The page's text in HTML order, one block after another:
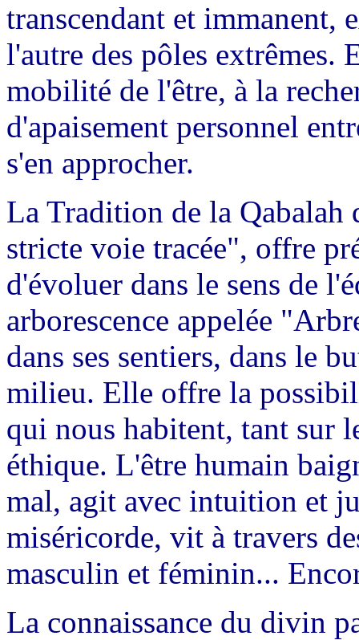
transcendant et immanent,
l'autre des pôles
mobilité de l'être, à la
d'apaisement personnel
s'en approcher.
La Tradition de la Qabalah
stricte voie tracée", offre
d'évoluer dans le sens de
arborescence appelée
dans ses sentiers, dans le
milieu. Elle offre la
qui nous habitent, tant sur
éthique. L'être humain
mal, agit avec intuition et
miséricorde, vit à travers
masculin et féminin...
La connaissance du divin